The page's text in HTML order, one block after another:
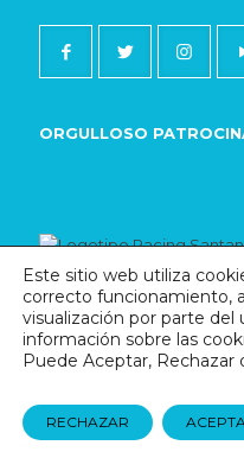
ORGULLOSO
Aviso legal
Política de
Este sitio web utiliza
correcto funcionamiento,
visualización por parte
información sobre las
Puede Aceptar, Rechazar
RECHAZAR